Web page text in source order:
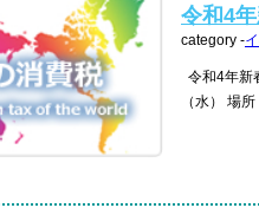
令和4
category -
令和4年新
（水） 場